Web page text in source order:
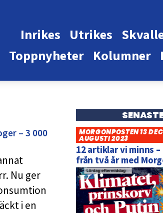
Utrikes
Inrikes
Kolumner
Toppnyheter
– 3 000
Nu ger
i en
MORGONPOSTEN 13
AUGUSTI 2023
12 artiklar vi minns
från två år med